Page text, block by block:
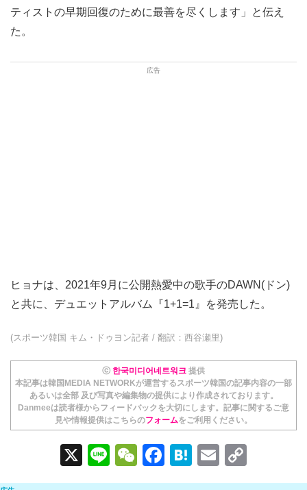
ティストの早期回復のために最善を尽くします」と伝え
た。
ヒョナは、2021年9月に公開熱愛中の歌手のDAWN(ドン)
と共に、デュエットアルバム『1+1=1』を発売した。
(スポーツ韓国 キム・ドゥヨン記者 / 翻訳：西谷瀬里)
ⓒ 한국미디어네트워크 提供
本記事は韓国MEDIA NETWORKが運営するスポーツ韓国の記事内容の一部
あるいは全部 及び写真や編集物の提供により作成されております。
Danmeeは読者様からフィードバックを大切にします。記事に関するご意
見や情報提供はこちらのフォームをご利用ください。
X
Li
n
W
e
F
a
H
at
E
m o